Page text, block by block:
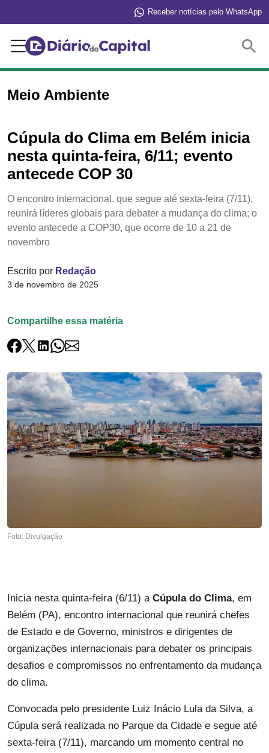
Receber notícias pelo WhatsApp
Meio Ambiente
Cúpula do Clima em Belém inicia
nesta quinta-feira, 6/11; evento
antecede COP 30
O encontro internacional, que segue até sexta-feira (7/11),
reunirá líderes globais para debater a mudança do clima; o
evento antecede a COP30, que ocorre de 10 a 21 de
novembro
Escrito por Redação
3 de novembro de 2025
Compartilhe essa matéria
Foto: Divulgação
Inicia nesta quinta-feira (6/11) a Cúpula do Clima, em
Belém (PA), encontro internacional que reunirá chefes
de Estado e de Governo, ministros e dirigentes de
organizações internacionais para debater os principais
desafios e compromissos no enfrentamento da mudança
do clima.
Convocada pelo presidente Luiz Inácio Lula da Silva, a
Cúpula será realizada no Parque da Cidade e segue até
sexta-feira (7/11), marcando um momento central no